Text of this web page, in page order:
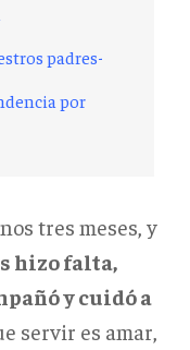
padres-
por
tres meses, y
hizo falta,
y cuidó a
servir es amar,